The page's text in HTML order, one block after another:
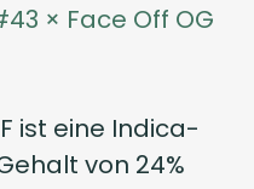
× Face Off OG
ist eine Indica-
von 24%